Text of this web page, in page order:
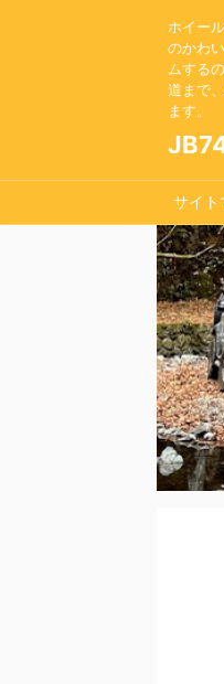
ホイー
のかわ
ムする
道まで
ます。
サイト